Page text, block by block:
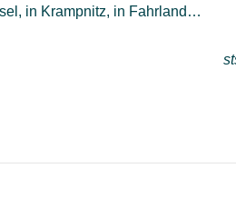
in Krampnitz, in Fahrland…